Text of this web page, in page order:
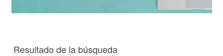
Resultado de la búsqueda